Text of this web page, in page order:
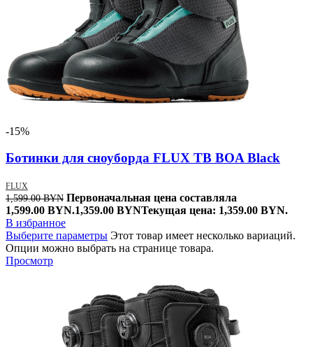
-15%
Ботинки для сноуборда FLUX TB BOA Black
FLUX
1,599.00BYN Первоначальная цена составляла
1,599.00 BYN.1,359.00 BYNТекущая цена: 1,359.00 BYN.
В избранное
Выберите параметры Этот товар имеет несколько вариаций.
Опции можно выбрать на странице товара.
Просмотр